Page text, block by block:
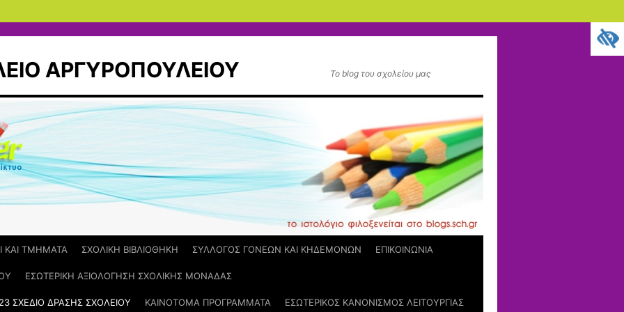
ΑΡΓΥΡΟΠΟΥΛΕΙΟΥ Το blog του σχολείου μας
ΚΑΙ ΤΜΗΜΑΤΑ ΣΧΟΛΙΚΗ ΒΙΒΛΙΟΘΗΚΗ ΣΥΛΛΟΓΟΣ ΓΟΝΕΩΝ ΚΑΙ ΚΗΔΕΜΟΝΩΝ ΕΠΙΚΟΙΝΩΝΙΑ
ΕΣΩΤΕΡΙΚΗ ΑΞΙΟΛΟΓΗΣΗ ΣΧΟΛΙΚΗΣ ΜΟΝΑΔΑΣ
ΣΧΕΔΙΟ ΔΡΑΣΗΣ ΣΧΟΛΕΙΟΥ ΚΑΙΝΟΤΟΜΑ ΠΡΟΓΡΑΜΜΑΤΑ ΕΣΩΤΕΡΙΚΟΣ ΚΑΝΟΝΙΣΜΟΣ ΛΕΙΤΟΥΡΓΙΑΣ